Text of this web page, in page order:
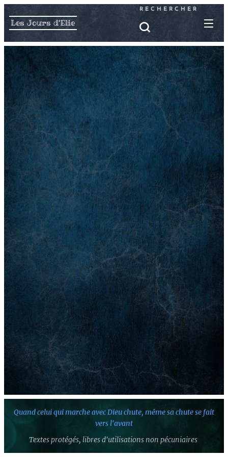
Les Jours d'Elie
RECHERCHER
Quand celui qui marche avec Dieu chute, même sa chute se fait
vers l'avant
Textes protégés, libres d'utilisations non pécuniaires